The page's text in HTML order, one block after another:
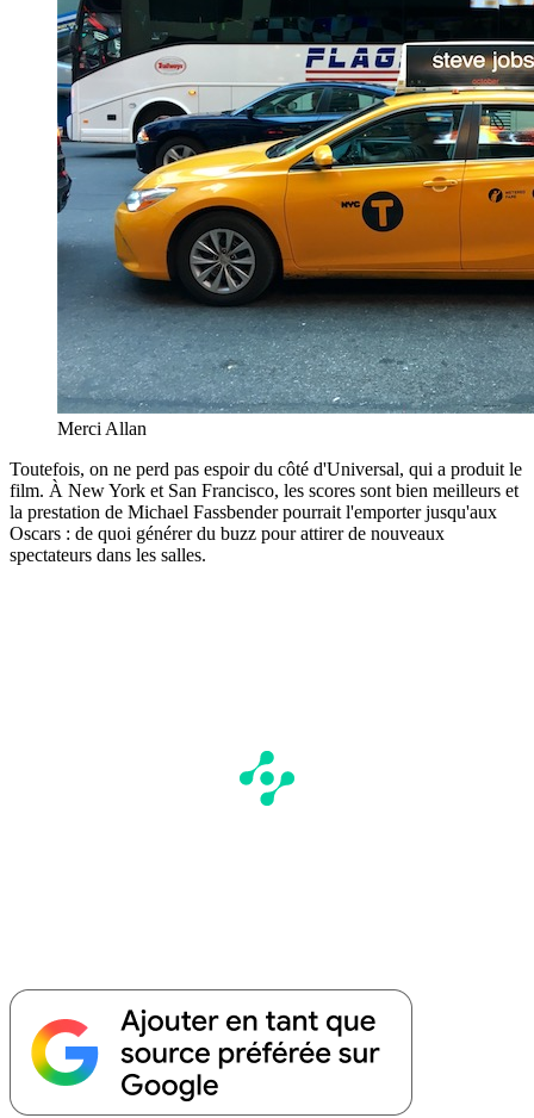
Merci Allan
Toutefois, on ne perd pas espoir du côté d'Universal, qui a produit le
film. À New York et San Francisco, les scores sont bien meilleurs et
la prestation de Michael Fassbender pourrait l'emporter jusqu'aux
Oscars : de quoi générer du buzz pour attirer de nouveaux
spectateurs dans les salles.